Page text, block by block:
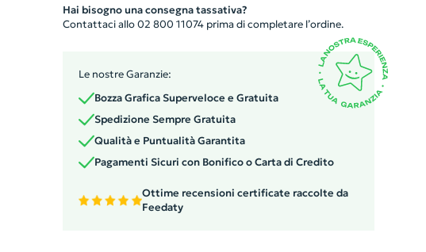
ricarica USB. Un gadget aziendale personalizzato che
combina funzionalità e stile, ideale per i professionisti
Hai bisogno una consegna tassativa?
Contattaci allo 02 800 11074 prima di completare l’ordine.
Le nostre Garanzie:
Bozza Grafica Superveloce e Gratuita
Spedizione Sempre Gratuita
Qualità e Puntualità Garantita
Pagamenti Sicuri con Bonifico o Carta di Credito
Ottime recensioni certificate raccolte da
Feedaty